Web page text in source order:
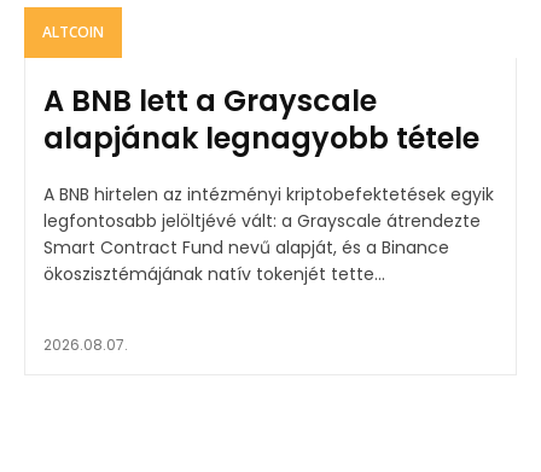
ALTCOIN
A BNB lett a Grayscale
alapjának legnagyobb tétele
A BNB hirtelen az intézményi kriptobefektetések egyik
legfontosabb jelöltjévé vált: a Grayscale átrendezte
Smart Contract Fund nevű alapját, és a Binance
ökoszisztémájának natív tokenjét tette...
2026.08.07.